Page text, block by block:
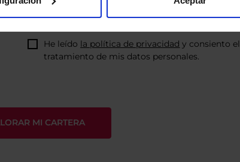
He leído la política de privacidad y consiento el
tratamiento de mis datos personales.